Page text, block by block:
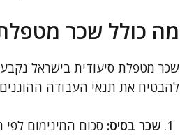
מה כולל שכר
שכר מטפלת סיעודית בישראל
להבטיח את תנאי העבודה
שכר בסיס: סכום המינימום לפי